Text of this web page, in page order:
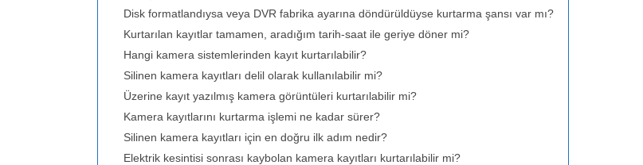
Disk formatlandıysa veya DVR fabrika ayarına döndürüldüyse kurtarma şansı var mı?
Kurtarılan kayıtlar tamamen, aradığım tarih-saat ile geriye döner mi?
Hangi kamera sistemlerinden kayıt kurtarılabilir?
Silinen kamera kayıtları delil olarak kullanılabilir mi?
Üzerine kayıt yazılmış kamera görüntüleri kurtarılabilir mi?
Kamera kayıtlarını kurtarma işlemi ne kadar sürer?
Silinen kamera kayıtları için en doğru ilk adım nedir?
Elektrik kesintisi sonrası kaybolan kamera kayıtları kurtarılabilir mi?